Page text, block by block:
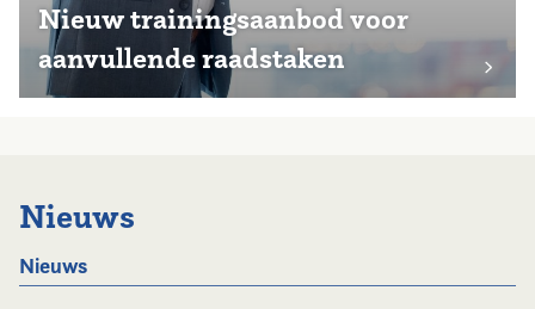
Nieuw trainingsaanbod voor
aanvullende raadstaken
Nieuws
Nieuws